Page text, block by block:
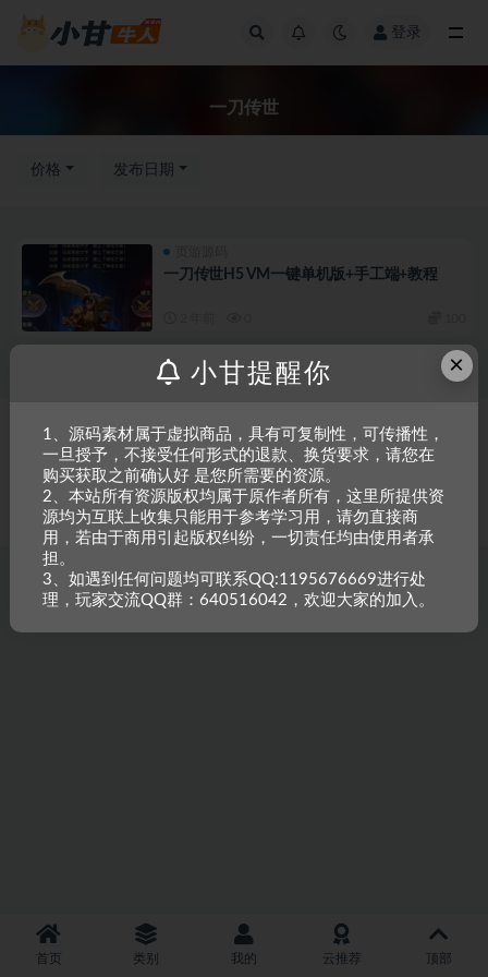
登录
一刀传世
价格 发布日期
一刀传世H5 VM一键单机版+手工端+教程
Copyright © 2023 小甘牛人资源网 - All rights reserved
粤ICP备2023002201
号-1
本站是一个坚持做精品资源的网站，会长期坚持更新资源，以共享为原则，尊
重原创，如需搬资源请先与站长沟通，恶意搬运封禁账号。
首页 类别 我的 云推荐 顶部
×
小甘提醒你
1、源码素材属于虚拟商品，具有可复制性，可传播性，
一旦授予，不接受任何形式的退款、换货要求，请您在
购买获取之前确认好 是您所需要的资源。
2、本站所有资源版权均属于原作者所有，这里所提供资
源均为互联上收集只能用于参考学习用，请勿直接商
用，若由于商用引起版权纠纷，一切责任均由使用者承
担。
3、如遇到任何问题均可联系QQ:1195676669进行处
理，玩家交流QQ群：640516042，欢迎大家的加入。